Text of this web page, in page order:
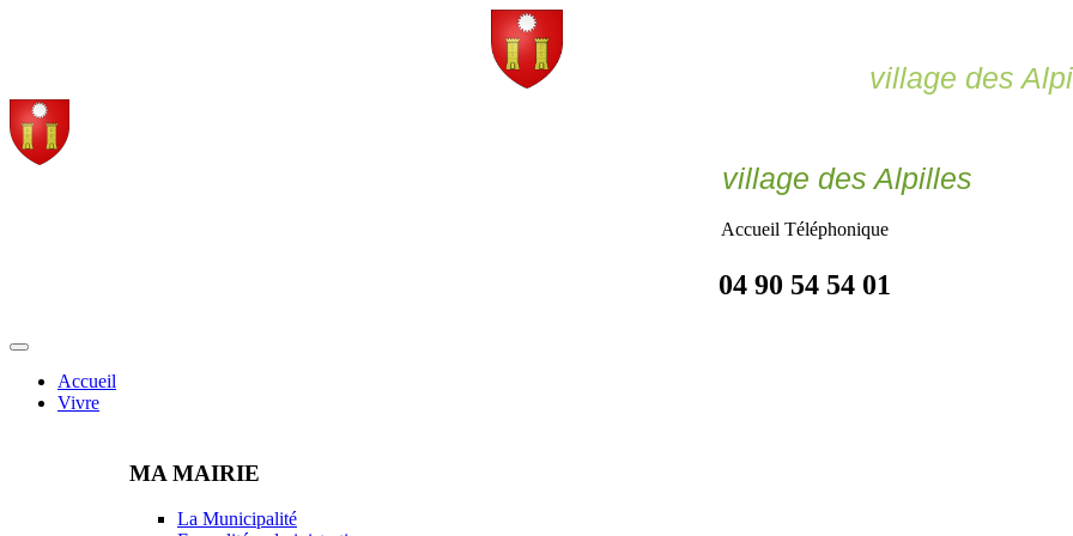
village des
village des Alpilles
Accueil Téléphonique
04 90 54 54 01
Accueil
Vivre
MA MAIRIE
La Municipalité